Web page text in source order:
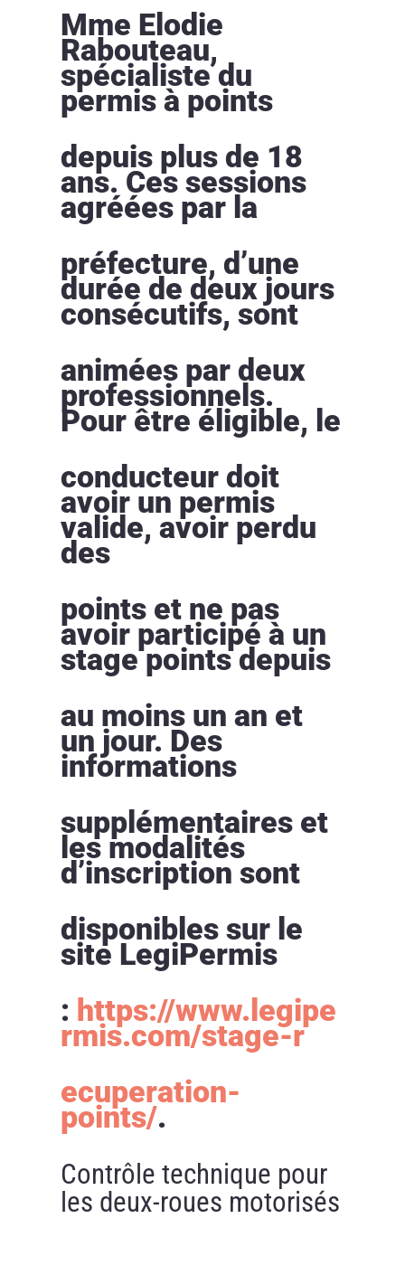
Mme Elodie
Rabouteau,
spécialiste du
permis à points
depuis plus de 18
ans. Ces sessions
agréées par la
préfecture, d’une
durée de deux jours
consécutifs, sont
animées par deux
professionnels.
Pour être éligible, le
conducteur doit
avoir un permis
valide, avoir perdu
des
points et ne pas
avoir participé à un
stage points depuis
au moins un an et
un jour. Des
informations
supplémentaires et
les modalités
d’inscription sont
disponibles sur le
site LegiPermis
: https://www.legipe
rmis.com/stage-r
ecuperation-
points/.
Contrôle technique pour
les deux-roues motorisés